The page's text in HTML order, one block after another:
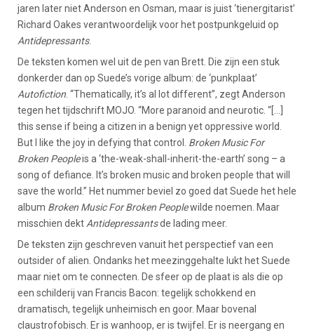
jaren later niet Anderson en Osman, maar is juist ‘tienergitarist’
Richard Oakes verantwoordelijk voor het postpunkgeluid op
Antidepressants.
De teksten komen wel uit de pen van Brett. Die zijn een stuk
donkerder dan op Suede’s vorige album: de ‘punkplaat’
Autofiction. “Thematically, it’s al lot different”, zegt Anderson
tegen het tijdschrift MOJO. “More paranoid and neurotic. “[...]
this sense if being a citizen in a benign yet oppressive world.
But I like the joy in defying that control. Broken Music For
Broken Peopleis a ‘the-weak-shall-inherit-the-earth’ song – a
song of defiance. It’s broken music and broken people that will
save the world.” Het nummer beviel zo goed dat Suede het hele
album Broken Music For Broken Peoplewilde noemen. Maar
misschien dektAntidepressantsde lading meer.
De teksten zijn geschreven vanuit het perspectief van een
outsider of alien. Ondanks het meezinggehalte lukt het Suede
maar niet om te connecten. De sfeer op de plaat is als die op
een schilderij van Francis Bacon: tegelijk schokkend en
dramatisch, tegelijk unheimisch en goor. Maar bovenal
claustrofobisch. Er is wanhoop, er is twijfel. Er is neergang en